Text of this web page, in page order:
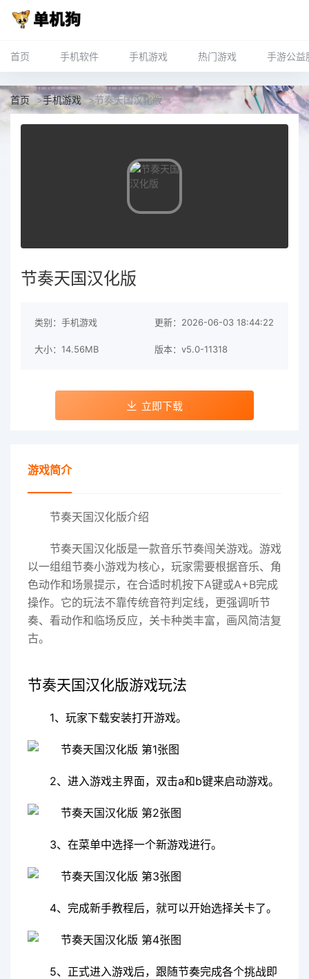
首页 手机软件 手机游戏 热门游戏 手游公益
首页 >手机游戏 >节奏天国汉化版
节奏天国汉化版
类别：手机游戏 更新：2026-06-03 18:44:22
大小：14.56MB 版本：v5.0-11318
立即下载
游戏简介
节奏天国汉化版介绍
节奏天国汉化版是一款音乐节奏闯关游戏。游戏
以一组组节奏小游戏为核心，玩家需要根据音乐、角
色动作和场景提示，在合适时机按下A键或A+B完成
操作。它的玩法不靠传统音符判定线，更强调听节
奏、看动作和临场反应，关卡种类丰富，画风简洁复
古。
节奏天国汉化版游戏玩法
1、玩家下载安装打开游戏。
2、进入游戏主界面，双击a和b键来启动游戏。
3、在菜单中选择一个新游戏进行。
4、完成新手教程后，就可以开始选择关卡了。
5、正式进入游戏后，跟随节奏完成各个挑战即